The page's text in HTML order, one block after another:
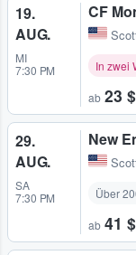
19.
AUG.
MI
7:30 PM
CF
In zwei
ab 23 $
29.
AUG.
SA
7:30 PM
New
Über
ab 41 $